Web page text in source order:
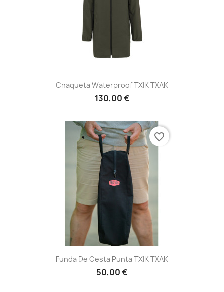
Chaqueta Waterproof TXIK TXAK
130,00 €
Funda De Cesta Punta TXIK TXAK
50,00 €
favorite_border